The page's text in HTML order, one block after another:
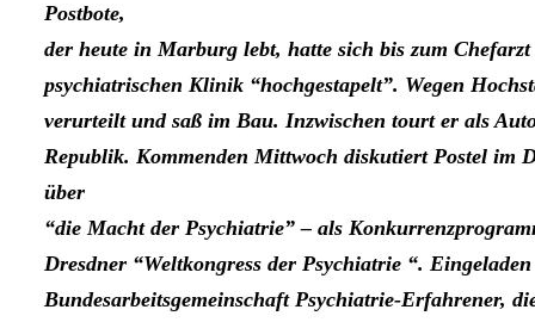
Postbote,
der heute in Marburg lebt, hatte sich bis zum
psychiatrischen Klinik “hochgestapelt”. Wegen
verurteilt und saß im Bau. Inzwischen tourt er als
Republik. Kommenden Mittwoch diskutiert Postel im
über
“die Macht der Psychiatrie” – als
Dresdner “Weltkongress der Psychiatrie “.
Bundesarbeitsgemeinschaft Psychiatrie-Erfahrener,